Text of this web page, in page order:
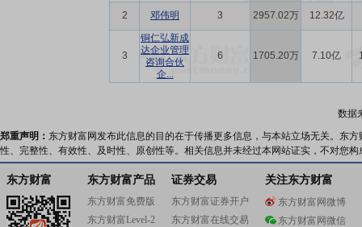
2 邓伟明 3 2957.02万 12.32亿
3
铜仁弘新成
达企业管理
咨询合伙
企...
6 1705.20万 7.10亿
数据
郑重声明： 东方财富网发布此信息的目的在于传播更多信息，与本站立场无关。东
性、完整性、有效性、及时性、原创性等。相关信息并未经过本网站证实，不对您
东方财富 东方财富产品
东方财富免费版
东方财富Level-2
证券交易
东方财富证券开户
东方财富在线交易
关注东方财富
东方财富网微博
东方财富网微信